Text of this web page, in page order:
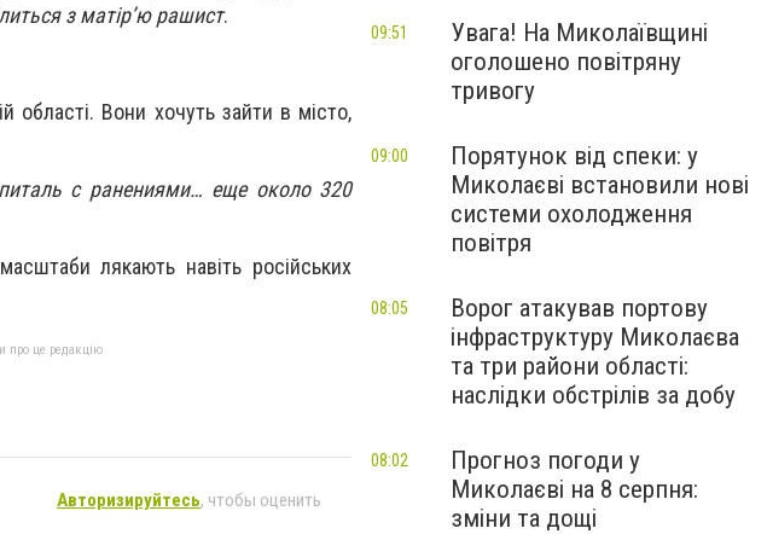
з матір’ю рашист.
області. Вони хочуть зайти в місто,
с ранениями… еще около 320
лякають навіть російських
про це редакцію
Авторизируйтесь, чтобы оценить
Увага! На Миколаївщині
оголошено повітряну
тривогу
09:51
Порятунок від спеки: у
Миколаєві встановили нові
системи охолодження
повітря
09:00
Ворог атакував портову
інфраструктуру Миколаєва
та три райони області:
наслідки обстрілів за добу
08:05
Прогноз погоди у
Миколаєві на 8 серпня:
зміни та дощі
08:02